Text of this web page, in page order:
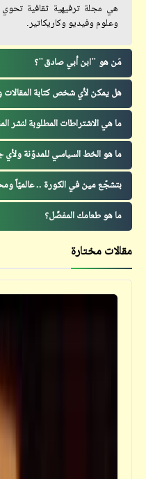
هي مجلة ترفيهية ثقافية
وعلوم وفيديو وكاريكاتير.
مَن هو "ابن أبي صادق"؟
هل يمكن لأي شخص كتابة المقالات
ما هي الاشتراطات المطلوبة لنشر
ما هو الخط السياسي للمدوّنة ولأي
بتشجّع مين في الكورة .. عالميّاً
ما هو طعامك المفضّل؟
مقالات مختارة